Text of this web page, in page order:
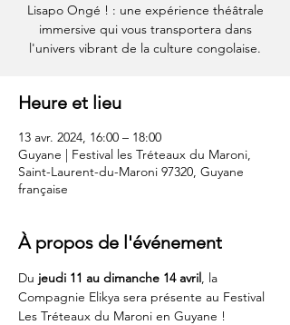
Lisapo Ongé ! : une expérience théâtrale
immersive qui vous transportera dans
l'univers vibrant de la culture congolaise.
Heure et lieu
13 avr. 2024, 16:00 – 18:00
Guyane | Festival les Tréteaux du Maroni,
Saint-Laurent-du-Maroni 97320, Guyane
française
À propos de l'événement
Du jeudi 11 au dimanche 14 avril, la
Compagnie Elikya sera présente au Festival
Les Tréteaux du Maroni en Guyane !